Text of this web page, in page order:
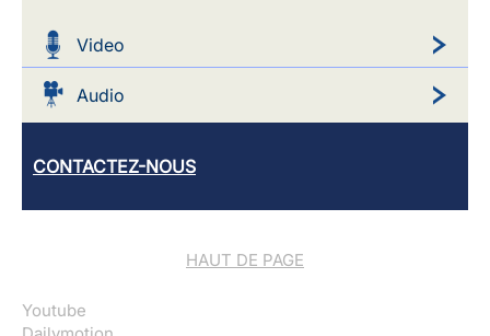
Video
Audio
CONTACTEZ-NOUS
HAUT DE PAGE
Youtube